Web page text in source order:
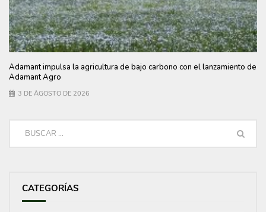
Adamant impulsa la agricultura de bajo carbono con el lanzamiento de
Adamant Agro
3 DE AGOSTO DE 2026
CATEGORÍAS